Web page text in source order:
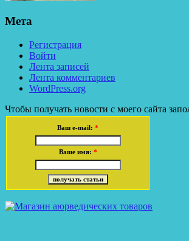
Мета
Регистрация
Войти
Лента записей
Лента комментариев
WordPress.org
Чтобы получать новости с моего сайта
Ваш e-mail: *
Ваше имя: *